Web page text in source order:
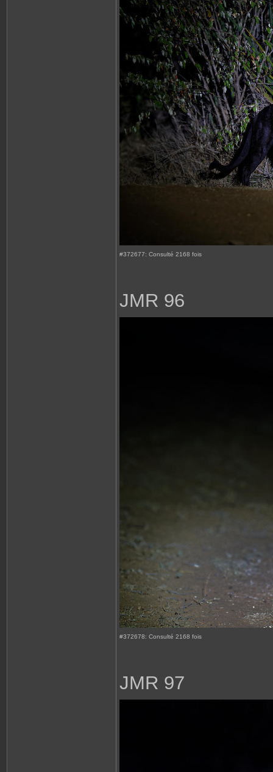
#372677: Consulté 2168 fois
JMR 96
#372678: Consulté 2168 fois
JMR 97